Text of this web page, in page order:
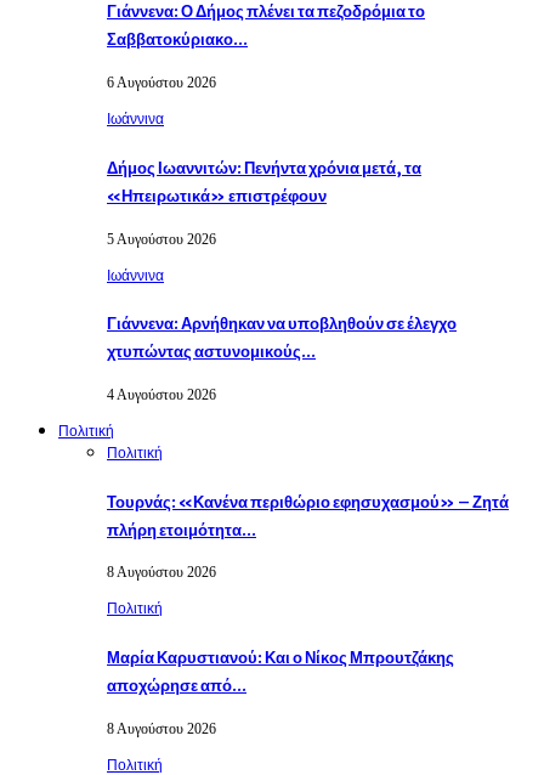
Γιάννενα: Ο Δήμος πλένει τα πεζοδρόμια το
Σαββατοκύριακο…
6 Αυγούστου 2026
Ιωάννινα
Δήμος Ιωαννιτών: Πενήντα χρόνια μετά, τα
«Ηπειρωτικά» επιστρέφουν
5 Αυγούστου 2026
Ιωάννινα
Γιάννενα: Αρνήθηκαν να υποβληθούν σε έλεγχο
χτυπώντας αστυνομικούς…
4 Αυγούστου 2026
Πολιτική
Πολιτική
Τουρνάς: «Κανένα περιθώριο εφησυχασμού» – Ζητά
πλήρη ετοιμότητα…
8 Αυγούστου 2026
Πολιτική
Μαρία Καρυστιανού: Και ο Νίκος Μπρουτζάκης
αποχώρησε από…
8 Αυγούστου 2026
Πολιτική